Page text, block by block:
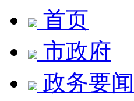
首页
市政府
政务要闻